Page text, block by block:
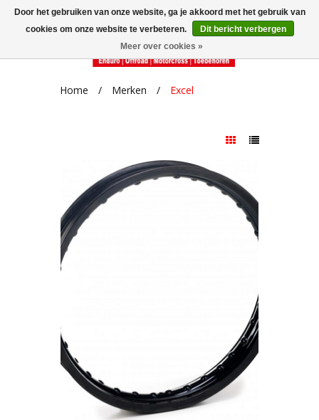
Home / Merken / Excel
Door het gebruiken van onze website, ga je akkoord met het gebruik van
cookies om onze website te verbeteren.
Dit bericht verbergen
Meer over cookies »